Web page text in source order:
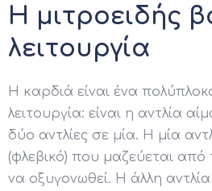
Η μιτροειδής
λειτουργία
Η καρδιά είναι ένα
λειτουργία: είναι η αντλία
δύο αντλίες σε μία. Η μία
(φλεβικό) που μαζεύεται
να οξυγονωθεί. Η άλλη